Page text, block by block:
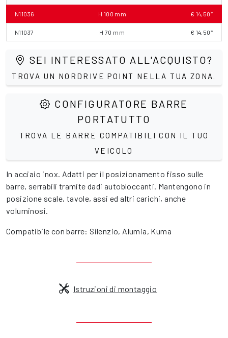
N11036 H 100 mm € 14,50*
N11037 H 70 mm € 14,50*
SEI INTERESSATO ALL'ACQUISTO?
TROVA UN NORDRIVE POINT NELLA TUA ZONA.
CONFIGURATORE BARRE
PORTATUTTO
TROVA LE BARRE COMPATIBILI CON IL TUO
VEICOLO
In acciaio inox. Adatti per il posizionamento fisso sulle
barre, serrabili tramite dadi autobloccanti. Mantengono in
posizione scale, tavole, assi ed altri carichi, anche
voluminosi.
Compatibile con barre: Silenzio, Alumia, Kuma
Istruzioni di montaggio